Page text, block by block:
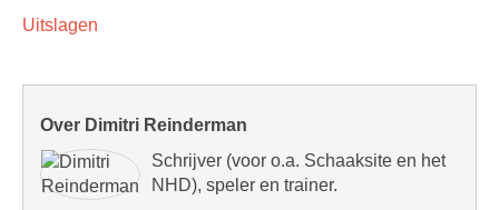
Uitslagen
Over Dimitri Reinderman
Schrijver (voor o.a. Schaaksite en het
NHD), speler en trainer.